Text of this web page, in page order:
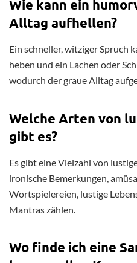
Wie kann ein
Alltag aufhellen?
Ein schneller, witziger Spruch
heben und ein Lachen oder
wodurch der graue Alltag
Welche Arten von
gibt es?
Es gibt eine Vielzahl von
ironische Bemerkungen,
Wortspielereien, lustige
Mantras zählen.
Wo finde ich eine